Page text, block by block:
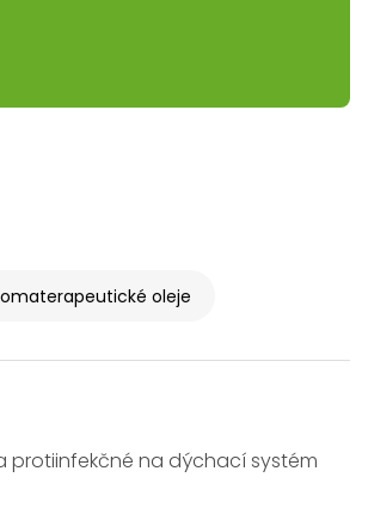
oleje
protiinfekčné na dýchací systém